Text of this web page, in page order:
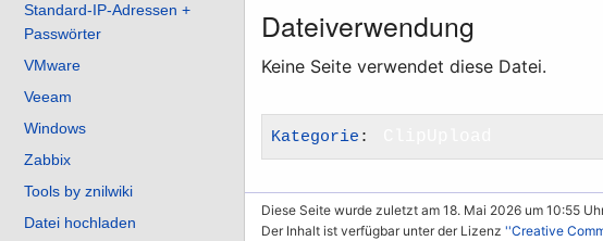
Standard-IP-Adressen +
Passwörter
VMware
Veeam
Windows
Zabbix
Tools by znilwiki
Datei hochladen
Dateiverwendung
Keine Seite verwendet diese Datei.
Kategorie :
Diese Seite wurde zuletzt am 18. Mai 2026 um 10:55
Der Inhalt ist verfügbar unter der Lizenz''Creative